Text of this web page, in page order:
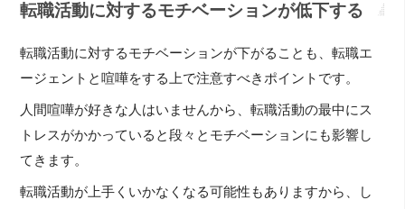
転職活動に対するモチベーションが低下する
転職活動に対するモチベーションが下がることも、転職エ
ージェントと喧嘩をする上で注意すべきポイントです。
人間喧嘩が好きな人はいませんから、転職活動の最中にス
トレスがかかっていると段々とモチベーションにも影響し
てきます。
転職活動が上手くいかなくなる可能性もありますから、し